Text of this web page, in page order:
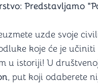
Predstavljamo
uzde svoje
koje će je učiniti
u istoriji! U
, put koji odaberete